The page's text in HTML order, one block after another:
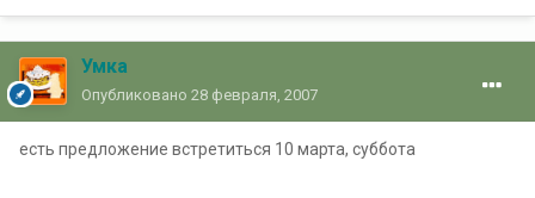
Умка
Опубликовано 28 февраля, 2007
есть предложение встретиться 10 марта, суббота